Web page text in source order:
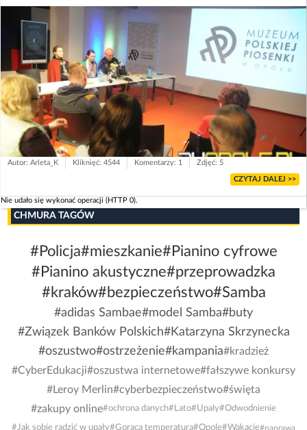
Autor: Arleta_K Kliknięć: 4544 Komentarzy: 1 Zdjęć: 5
CZYTAJ DALEJ >>
Nie udało się wykonać operacji (HTTP 0).
CHMURA TAGÓW
#Policja#mieszkanie#Pianino cyfrowe
#Pianino akustyczne#przeprowadzka
#kraków#bezpieczeństwo#Samba
#adidas Sambae#model Samba#buty
#Związek Banków Polskich#Katarzyna Skrzynecka
#oszustwo#ostrzeżenie#kampania#kradzież
#CyberEdukacji#oszustwa internetowe#fałszywe konkursy
#Leroy Merlin#cyberbezpieczeństwo#święta
#zakupy online#ochrona danych#Lato#Upaly#Odwodnienie
#Jak sobie radzić w upały#Gorąca temperatura#Opole#Wakacje#naprawa